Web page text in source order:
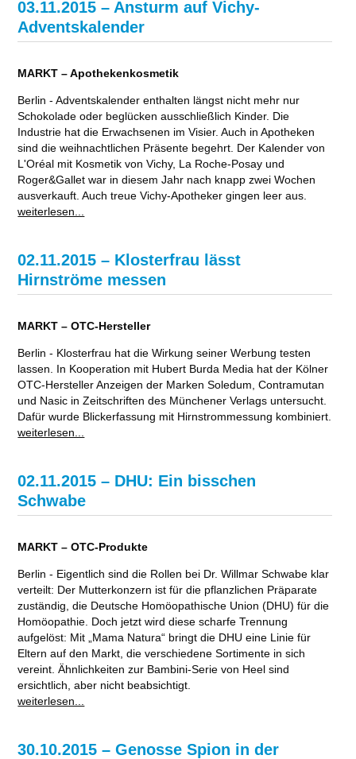
03.11.2015 – Ansturm auf Vichy-
Adventskalender
MARKT – Apothekenkosmetik
Berlin - Adventskalender enthalten längst nicht mehr nur
Schokolade oder beglücken ausschließlich Kinder. Die
Industrie hat die Erwachsenen im Visier. Auch in Apotheken
sind die weihnachtlichen Präsente begehrt. Der Kalender von
L'Oréal mit Kosmetik von Vichy, La Roche-Posay und
Roger&Gallet war in diesem Jahr nach knapp zwei Wochen
ausverkauft. Auch treue Vichy-Apotheker gingen leer aus.
weiterlesen...
02.11.2015 – Klosterfrau lässt
Hirnströme messen
MARKT – OTC-Hersteller
Berlin - Klosterfrau hat die Wirkung seiner Werbung testen
lassen. In Kooperation mit Hubert Burda Media hat der Kölner
OTC-Hersteller Anzeigen der Marken Soledum, Contramutan
und Nasic in Zeitschriften des Münchener Verlags untersucht.
Dafür wurde Blickerfassung mit Hirnstrommessung kombiniert.
weiterlesen...
02.11.2015 – DHU: Ein bisschen
Schwabe
MARKT – OTC-Produkte
Berlin - Eigentlich sind die Rollen bei Dr. Willmar Schwabe klar
verteilt: Der Mutterkonzern ist für die pflanzlichen Präparate
zuständig, die Deutsche Homöopathische Union (DHU) für die
Homöopathie. Doch jetzt wird diese scharfe Trennung
aufgelöst: Mit „Mama Natura“ bringt die DHU eine Linie für
Eltern auf den Markt, die verschiedene Sortimente in sich
vereint. Ähnlichkeiten zur Bambini-Serie von Heel sind
ersichtlich, aber nicht beabsichtigt.
weiterlesen...
30.10.2015 – Genosse Spion in der